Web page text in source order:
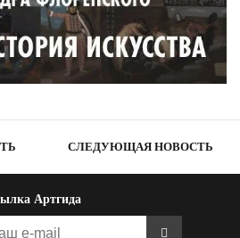
СЛЕДУЮЩАЯ НОВОСТЬ
Артгида